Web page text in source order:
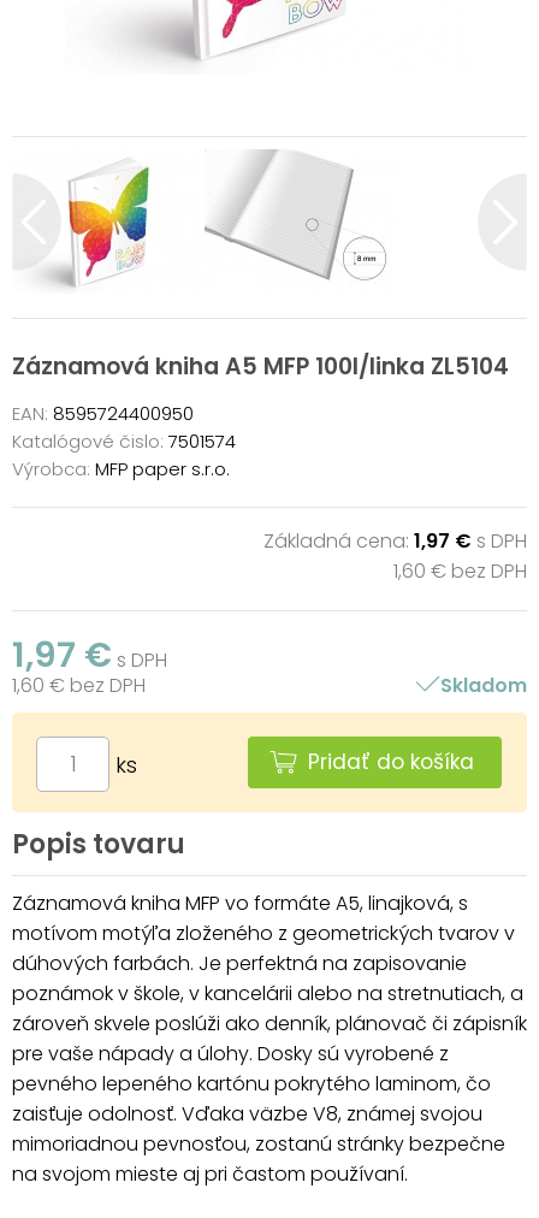
Záznamová kniha A5 MFP 100l/linka ZL5104
EAN: 8595724400950
Katalógové čislo: 7501574
Výrobca: MFP paper s.r.o.
Základná cena: 1,97 € s DPH
1,60 € bez DPH
1,97 € s DPH
1,60 € bez DPH
Skladom
ks Pridať do košíka
Popis tovaru
Záznamová kniha MFP vo formáte A5, linajková, s
motívom motýľa zloženého z geometrických tvarov v
dúhových farbách. Je perfektná na zapisovanie
poznámok v škole, v kancelárii alebo na stretnutiach, a
zároveň skvele poslúži ako denník, plánovač či zápisník
pre vaše nápady a úlohy. Dosky sú vyrobené z
pevného lepeného kartónu pokrytého laminom, čo
zaisťuje odolnosť. Vďaka väzbe V8, známej svojou
mimoriadnou pevnosťou, zostanú stránky bezpečne
na svojom mieste aj pri častom používaní.